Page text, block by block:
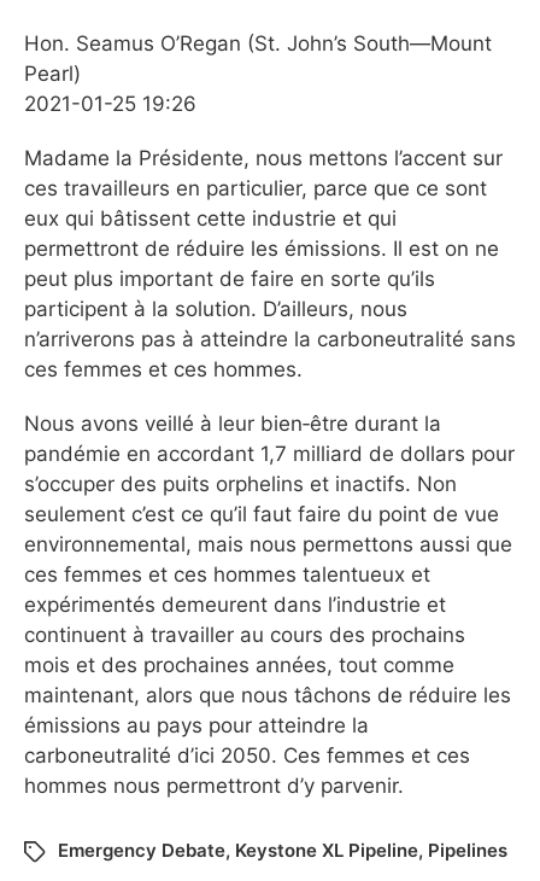
Hon. Seamus O’Regan (St. John’s South—Mount
Pearl)
2021-01-25 19:26
Madame la Présidente, nous mettons l’accent sur
ces travailleurs en particulier, parce que ce sont
eux qui bâtissent cette industrie et qui
permettront de réduire les émissions. Il est on ne
peut plus important de faire en sorte qu’ils
participent à la solution. D’ailleurs, nous
n’arriverons pas à atteindre la carboneutralité sans
ces femmes et ces hommes.
Nous avons veillé à leur bien‑être durant la
pandémie en accordant 1,7 milliard de dollars pour
s’occuper des puits orphelins et inactifs. Non
seulement c’est ce qu’il faut faire du point de vue
environnemental, mais nous permettons aussi que
ces femmes et ces hommes talentueux et
expérimentés demeurent dans l’industrie et
continuent à travailler au cours des prochains
mois et des prochaines années, tout comme
maintenant, alors que nous tâchons de réduire les
émissions au pays pour atteindre la
carboneutralité d’ici 2050. Ces femmes et ces
hommes nous permettront d’y parvenir.
Emergency Debate, Keystone XL Pipeline, Pipelines